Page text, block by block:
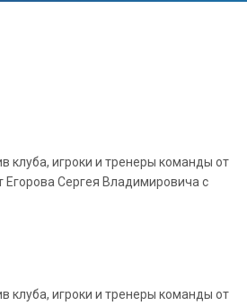
клуба, игроки и тренеры команды от
Сергея Владимировича с
клуба, игроки и тренеры команды от